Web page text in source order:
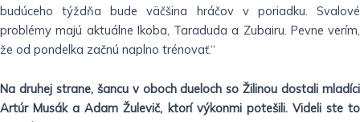
budúceho týždňa bude väčšina hráčov v poriadku. Svalové
problémy majú aktuálne Ikoba, Taraduda a Zubairu. Pevne verím,
že od pondelka začnú naplno trénovať.“
Na druhej strane, šancu v oboch dueloch so Žilinou dostali mladíci
Artúr Musák a Adam Žulevič, ktorí výkonmi potešili. Videli ste to